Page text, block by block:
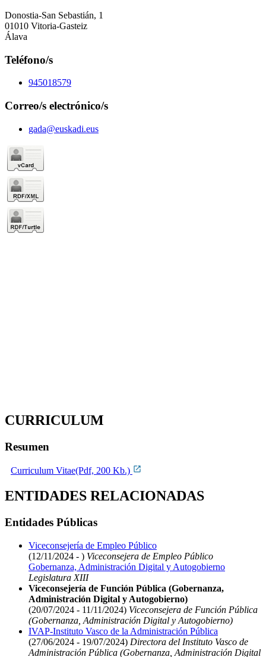
Donostia-San Sebastián, 1
01010 Vitoria-Gasteiz
Álava
Teléfono/s
945018579
Correo/s electrónico/s
gada@euskadi.eus
CURRICULUM
Resumen
Curriculum Vitae(Pdf, 200 Kb.)
ENTIDADES RELACIONADAS
Entidades Públicas
Viceconsejería de Empleo Público
(12/11/2024 - ) Viceconsejera de Empleo Público
Gobernanza, Administración Digital y Autogobierno
Legislatura XIII
Viceconsejería de Función Pública (Gobernanza,
Administración Digital y Autogobierno)
(20/07/2024 - 11/11/2024) Viceconsejera de Función Pública
(Gobernanza, Administración Digital y Autogobierno)
IVAP-Instituto Vasco de la Administración Pública
(27/06/2024 - 19/07/2024) Directora del Instituto Vasco de
Administración Pública (Gobernanza, Administración Digital